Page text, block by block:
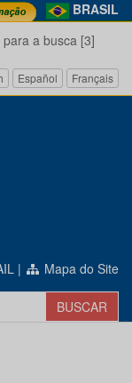
BRASIL
para a busca [3]
Español Français
| Mapa do Site